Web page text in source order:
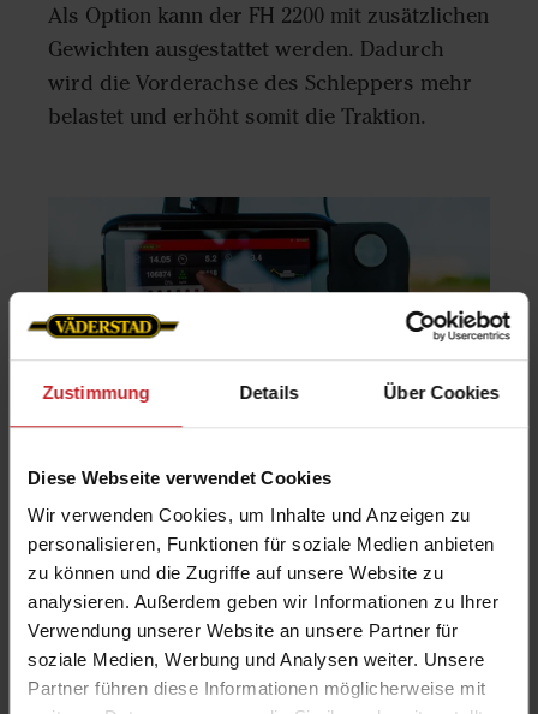
Zustimmung Details Über Cookies
Diese Webseite verwendet Cookies
Wir verwenden Cookies, um Inhalte und Anzeigen zu
personalisieren, Funktionen für soziale Medien anbieten
zu können und die Zugriffe auf unsere Website zu
analysieren. Außerdem geben wir Informationen zu Ihrer
Verwendung unserer Website an unsere Partner für
soziale Medien, Werbung und Analysen weiter. Unsere
Partner führen diese Informationen möglicherweise mit
Als Option kann der FH 2200 mit zusätzlichen
Gewichten ausgestattet werden. Dadurch
wird die Vorderachse des Schleppers mehr
belastet und erhöht somit die Traktion.
Moderne Ansteuerung
Bei der Verwendung zusammen mit einer
Tempo verbindet sich der FH 2200 mit dem
Gateway der Einzelkornsämaschine.
Dies ermöglicht die gemeinsame Bedienung